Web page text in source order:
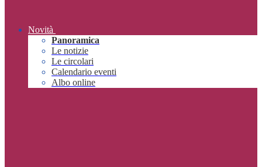
Novità
Panoramica
Le notizie
Le circolari
Calendario eventi
Albo online